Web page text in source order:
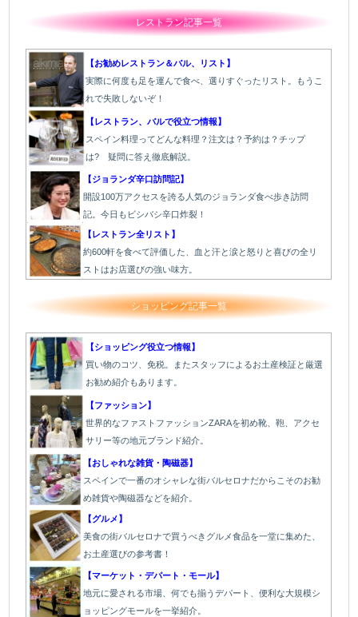
レストラン記事一覧
【お勧めレストラン＆バル、リスト】
実際に何度も足を運んで食べ、選りすぐったリスト。もうこ
れで失敗しないぞ！
【レストラン、バルで役立つ情報】
スペイン料理ってどんな料理？注文は？予約は？チップ
は? 疑問に答え徹底解説。
【ジョランダ辛口訪問記】
開設100万アクセスを誇る人気のジョランダ食べ歩き訪問
記。今日もビシバシ辛口炸裂！
【レストラン全リスト】
約600軒を食べて評価した、血と汗と涙と怒りと喜びの全リ
ストはお店選びの強い味方。
ショッピング記事一覧
【ショッピング役立つ情報】
買い物のコツ、免税。またスタッフによるお土産検証と厳選
お勧め紹介もあります。
【ファッション】
世界的なファストファッションZARAを初め靴、鞄、アクセ
サリー等の地元ブランド紹介。
【おしゃれな雑貨・陶磁器】
スペインで一番のオシャレな街バルセロナだからこそのお勧
め雑貨や陶磁器などを紹介。
【グルメ】
美食の街バルセロナで買うべきグルメ食品を一堂に集めた、
お土産選びの参考書！
【マーケット・デパート・モール】
地元に愛される市場、何でも揃うデパート、便利な大規模シ
ョッピングモールを一挙紹介。